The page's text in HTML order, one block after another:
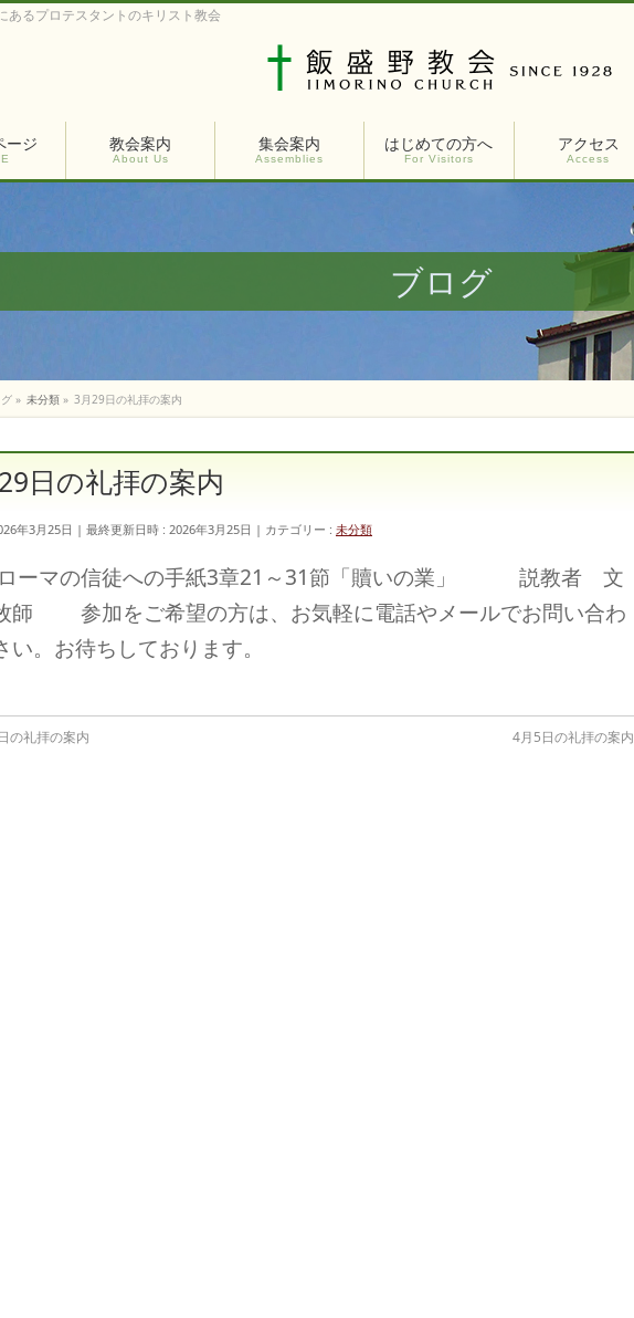
あるプロテスタントのキリスト教会
ージ 教会案内
About Us
集会案内
Assemblies
はじめての方へ
For Visitors
アクセス
Access
ブログ
» 未分類 » 3月29日の礼拝の案内
日の礼拝の案内
年3月25日 最終更新日時 : 2026年3月25日 カテゴリー : 未分類
ーマの信徒への手紙3章21～31節「贖いの業」 説教者 文
師 参加をご希望の方は、お気軽に電話やメールでお問い合わ
い。お待ちしております。
の礼拝の案内 4月5日の礼拝の案内